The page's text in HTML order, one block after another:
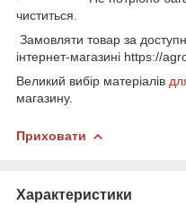
чиститься.
Замовляти товар за
інтернет-магазині https://
Великий вибір матеріалів
магазину.
Приховати
Характеристики